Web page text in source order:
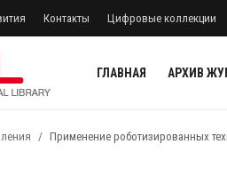
Контакты Цифровые коллекции
ГЛАВНАЯ АРХИВ
Применение роботизированных